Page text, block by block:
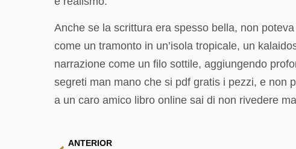
Anche se la scrittura era spesso bella, non
come un tramonto in un’isola tropicale, un
narrazione come un filo sottile, aggiungendo
segreti man mano che si pdf gratis i pezzi, e non
a un caro amico libro online sai di non rivedere
ANTERIOR